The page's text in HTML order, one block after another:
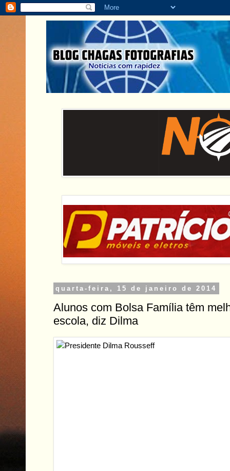
quarta-feira, 15 de janeiro de 2014
Alunos com Bolsa Família têm
escola, diz Dilma